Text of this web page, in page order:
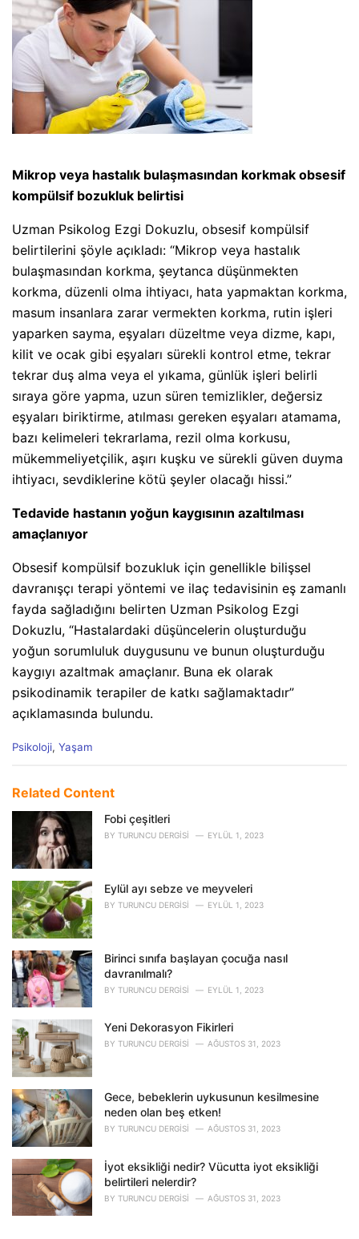
Mikrop veya hastalık bulaşmasından korkmak obsesif
kompülsif bozukluk belirtisi
Uzman Psikolog Ezgi Dokuzlu, obsesif kompülsif
belirtilerini şöyle açıkladı: “Mikrop veya hastalık
bulaşmasından korkma, şeytanca düşünmekten
korkma, düzenli olma ihtiyacı, hata yapmaktan korkma,
masum insanlara zarar vermekten korkma, rutin işleri
yaparken sayma, eşyaları düzeltme veya dizme, kapı,
kilit ve ocak gibi eşyaları sürekli kontrol etme, tekrar
tekrar duş alma veya el yıkama, günlük işleri belirli
sıraya göre yapma, uzun süren temizlikler, değersiz
eşyaları biriktirme, atılması gereken eşyaları atamama,
bazı kelimeleri tekrarlama, rezil olma korkusu,
mükemmeliyetçilik, aşırı kuşku ve sürekli güven duyma
ihtiyacı, sevdiklerine kötü şeyler olacağı hissi.”
Tedavide hastanın yoğun kaygısının azaltılması
amaçlanıyor
Obsesif kompülsif bozukluk için genellikle bilişsel
davranışçı terapi yöntemi ve ilaç tedavisinin eş zamanlı
fayda sağladığını belirten Uzman Psikolog Ezgi
Dokuzlu, “Hastalardaki düşüncelerin oluşturduğu
yoğun sorumluluk duygusunu ve bunun oluşturduğu
kaygıyı azaltmak amaçlanır. Buna ek olarak
psikodinamik terapiler de katkı sağlamaktadır”
açıklamasında bulundu.
C
e
e
:
Psikoloji, Yaşam
Related Content
Fobi çeşitleri
BY TURUNCU DERGISI EYLÜL 1, 2023
Eylül ayı sebze ve meyveleri
BY TURUNCU DERGISI EYLÜL 1, 2023
Birinci sınıfa başlayan çocuğa nasıl
davranılmalı?
BY TURUNCU DERGISI EYLÜL 1, 2023
Yeni Dekorasyon Fikirleri
BY TURUNCU DERGISI AĞUSTOS 31, 2023
Gece, bebeklerin uykusunun kesilmesine
neden olan beş etken!
BY TURUNCU DERGISI AĞUSTOS 31, 2023
İyot eksikliği nedir? Vücutta iyot eksikliği
belirtileri nelerdir?
BY TURUNCU DERGISI AĞUSTOS 31, 2023